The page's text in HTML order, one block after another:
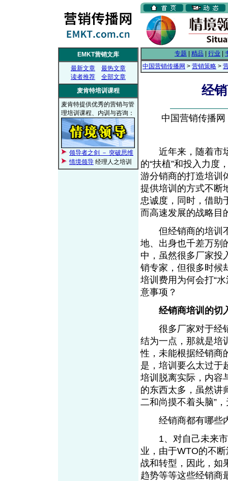
EMKT营销文库
最新文章
最热文章
读者推荐
全部文章
麦肯特培训课程
麦肯特提供优秀的营销与管
理培训课程、内训与咨询：
领导者之剑 － 突破思维
情境领导 经理人之培训
专题 精品 行业
中国营销传播网 > 营销策略 >
经
中国营销传播
近年来，随着市场
的“扶植”和投入力度
游分销商的打造培训
提供培训的方式不断
忠诚度，同时，借助
而高速发展的战略目
但经销商的培训不
地、出身也千差万别
中，虽然很多厂家投
销专家，但很多时候
培训费用为何会打“
意事项？
经销商培训的切
很多厂家对于经销
结为一点，那就是培
性，未能根据经销商
是，培训要么太过于
培训脱离实际，内容
的东西太多，虽然讲
二和尚摸不着头脑”
经销商都有哪些
1、对自己未来市
业，由于WTO的不
战和转型，因此，如
趋势等等这些经销商